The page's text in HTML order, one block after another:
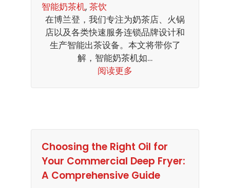
智能奶茶机, 茶饮
在博兰登，我们专注为奶茶店、火锅
店以及各类快速服务连锁品牌设计和
生产智能出茶设备。本文将带你了
解，智能奶茶机如…
阅读更多
Choosing the Right Oil for
Your Commercial Deep Fryer:
A Comprehensive Guide